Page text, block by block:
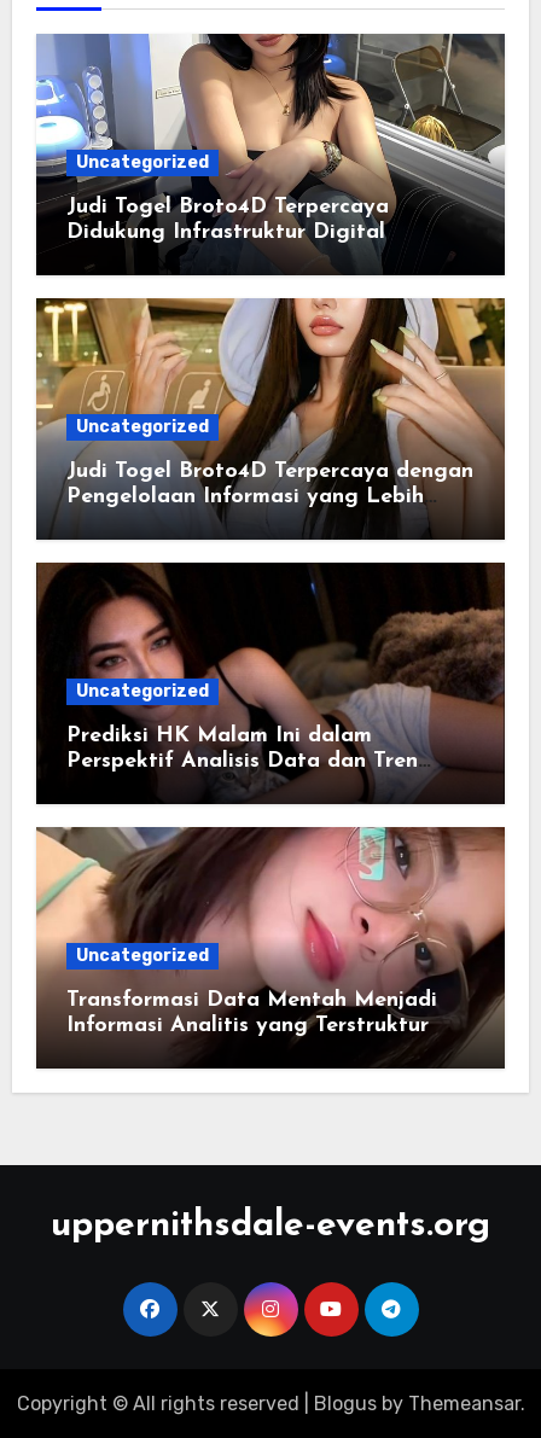
Uncategorized
Judi Togel Broto4D Terpercaya
Didukung Infrastruktur Digital
Uncategorized
Judi Togel Broto4D Terpercaya dengan
Pengelolaan Informasi yang Lebih
Uncategorized
Prediksi HK Malam Ini dalam
Perspektif Analisis Data dan Tren
Uncategorized
Transformasi Data Mentah Menjadi
Informasi Analitis yang Terstruktur
uppernithsdale-events.org
Copyright © All rights reserved Blogusby Themeansar.